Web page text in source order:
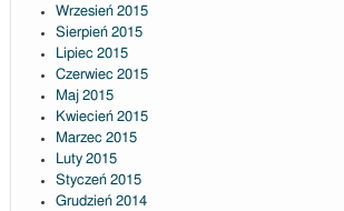
Wrzesień 2015
Sierpień 2015
Lipiec 2015
Czerwiec 2015
Maj 2015
Kwiecień 2015
Marzec 2015
Luty 2015
Styczeń 2015
Grudzień 2014